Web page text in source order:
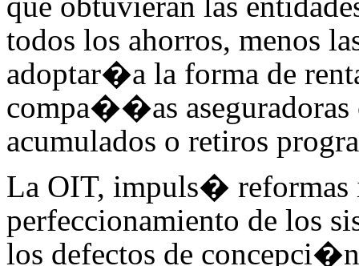
todos los ahorros, menos
adoptar�a la forma de
compa��as aseguradoras
acumulados o retiros
La OIT, impuls�
perfeccionamiento de los
los defectos de